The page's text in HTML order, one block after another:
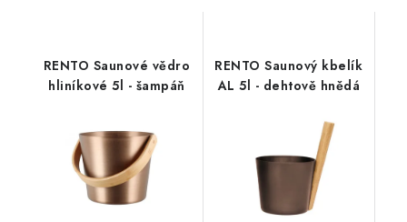
RENTO Saunové vědro
hliníkové 5l - šampáň
RENTO Saunový kbelík
AL 5l - dehtově hnědá